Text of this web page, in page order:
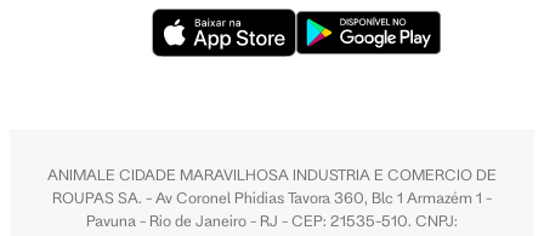
ANIMALE CIDADE MARAVILHOSA INDUSTRIA E COMERCIO DE
ROUPAS SA. - Av Coronel Phidias Tavora 360, Blc 1 Armazém 1 -
Pavuna - Rio de Janeiro - RJ - CEP: 21535-510. CNPJ: